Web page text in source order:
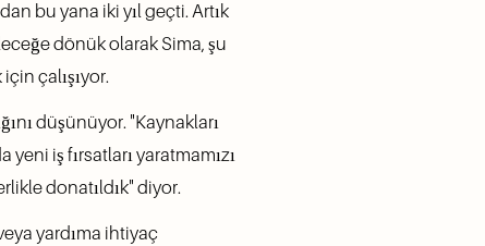
bu yana iki yıl geçti. Artık
dönük olarak Sima, şu
çalışıyor.
düşünüyor. "Kaynakları
iş fırsatları yaratmamızı
donatıldık" diyor.
yardıma ihtiyaç